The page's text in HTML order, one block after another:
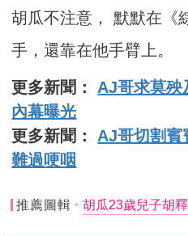
胡瓜不注意， 默默在《
手，還靠在他手臂上。
更多新聞：AJ哥求莫
內幕曝光
更多新聞：AJ哥切割賓
難過哽咽
推薦圖輯 胡瓜23歲兒子胡